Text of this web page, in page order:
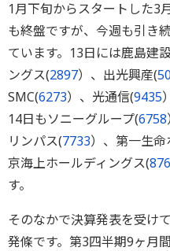
1月下旬からスタートした3
も終盤ですが、今週も引き
ています。13日には鹿島建
ングス(2897）、出光興産(
SMC(6273）、光通信(9435
14日もソニーグループ(6758
リンパス(7733）、第一生
京海上ホールディングス(
す。
そのなかで決算発表を受け
発條です。第3四半期9ヶ月